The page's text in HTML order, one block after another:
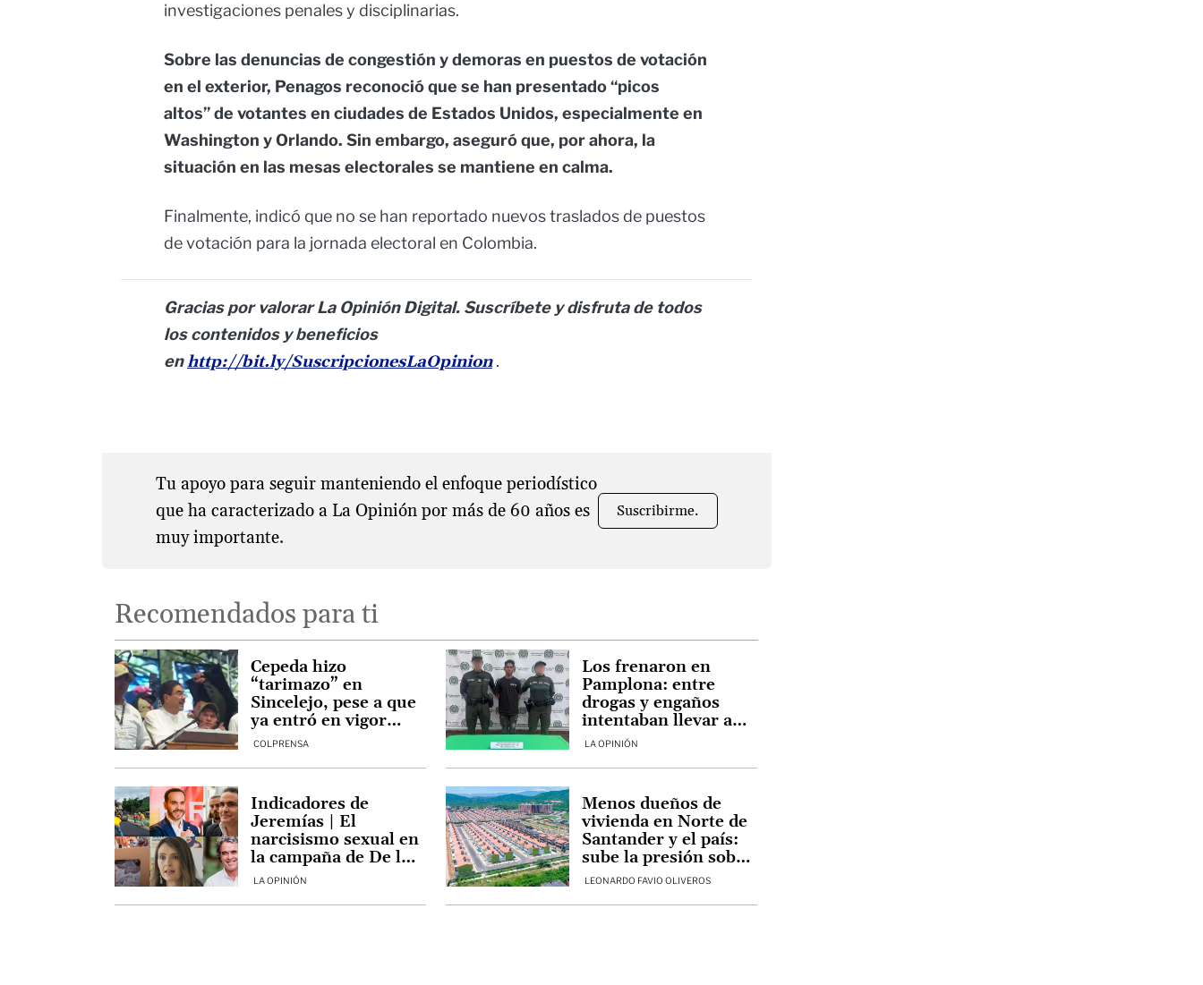
investigaciones penales y disciplinarias.
Sobre las denuncias de congestión y demoras en puestos de votación
en el exterior, Penagos reconoció que se han presentado “picos
altos” de votantes en ciudades de Estados Unidos, especialmente en
Washington y Orlando. Sin embargo, aseguró que, por ahora, la
situación en las mesas electorales se mantiene en calma.
Finalmente, indicó que no se han reportado nuevos traslados de puestos
de votación para la jornada electoral en Colombia.
Gracias por valorar La Opinión Digital. Suscríbete y disfruta de todos
los contenidos y beneficios
enhttp://bit.ly/SuscripcionesLaOpinion.
Tu apoyo para seguir manteniendo el enfoque periodístico
que ha caracterizado a La Opinión por más de 60 años es
muy importante.
Suscribirme.
Recomendados para ti
COLPRENSA
Cepeda hizo
“tarimazo” en
Sincelejo, pese a que
ya entró en vigor
norma que prohíbe
masivas de campaña
LA OPINIÓN
Los frenaron en
Pamplona: entre
drogas y engaños
intentaban llevar a
una adolescente
Venezuela
LA OPINIÓN
Indicadores de
Jeremías | El
narcisismo sexual en
la campaña de De la
Espriella
LEONARDO FAVIO OLIVEROS
Menos dueños de
vivienda en Norte de
Santander y el país:
sube la presión sobre
el mercado de